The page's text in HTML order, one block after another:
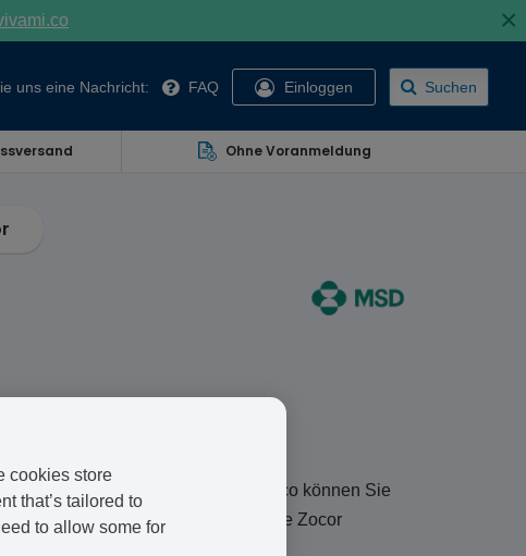
×
uns eine Nachricht: FAQ Einloggen Suchen
Ohne Voranmeldung
auszumachen. Hier bei Vivami.co können Sie
durch den Arzt erhalten Sie Ihre Zocor
cookies store
that’s tailored to
to allow some for